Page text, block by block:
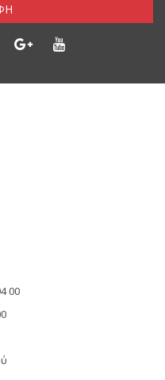
00